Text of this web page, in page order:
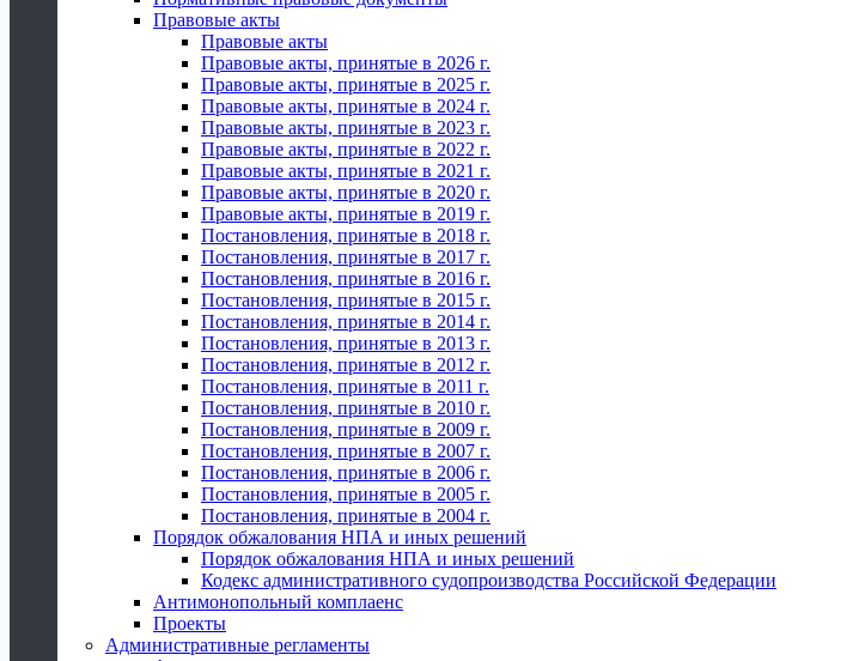
Правовые акты
Правовые акты
Правовые акты, принятые в 2026 г.
Правовые акты, принятые в 2025 г.
Правовые акты, принятые в 2024 г.
Правовые акты, принятые в 2023 г.
Правовые акты, принятые в 2022 г.
Правовые акты, принятые в 2021 г.
Правовые акты, принятые в 2020 г.
Правовые акты, принятые в 2019 г.
Постановления, принятые в 2018 г.
Постановления, принятые в 2017 г.
Постановления, принятые в 2016 г.
Постановления, принятые в 2015 г.
Постановления, принятые в 2014 г.
Постановления, принятые в 2013 г.
Постановления, принятые в 2012 г.
Постановления, принятые в 2011 г.
Постановления, принятые в 2010 г.
Постановления, принятые в 2009 г.
Постановления, принятые в 2007 г.
Постановления, принятые в 2006 г.
Постановления, принятые в 2005 г.
Постановления, принятые в 2004 г.
Порядок обжалования НПА и иных решений
Порядок обжалования НПА и иных решений
Кодекс административного судопроизводства Российской Федерации
Антимонопольный комплаенс
Проекты
Административные регламенты